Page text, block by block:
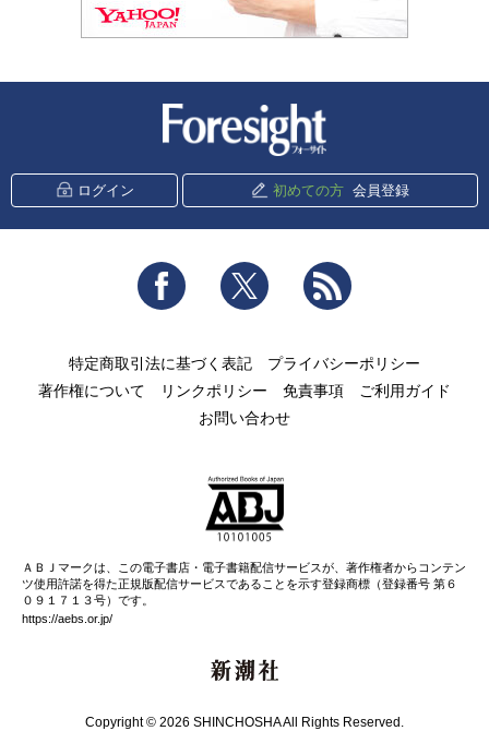
ログイン 初めての方 会員登録
Facebook Twitter
特定商取引法に基づく表記
プライバシーポリシー
著作権について
リンクポリシー 免責事項
ご利用ガイド
お問い合わせ
ＡＢＪマークは、この電子書店・電子書籍配信サービスが、著作権者からコンテン
ツ使用許諾を得た正規版配信サービスであることを示す登録商標（登録番号 第６
０９１７１３号）です。
https://aebs.or.jp/
Copyright © 2026 SHINCHOSHA All Rights Reserved.